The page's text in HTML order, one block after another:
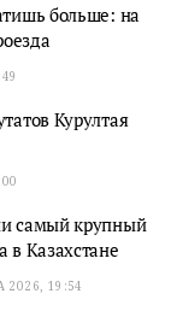
больше: на
Курултая
самый крупный
в Казахстане
2026, 19:54